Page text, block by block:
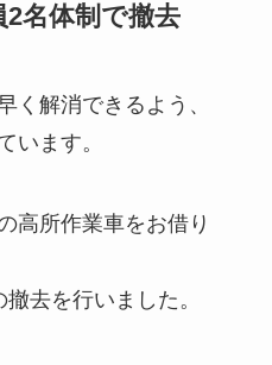
2名体制で撤去
く解消できるよう、
います。
高所作業車をお借り
去を行いました。